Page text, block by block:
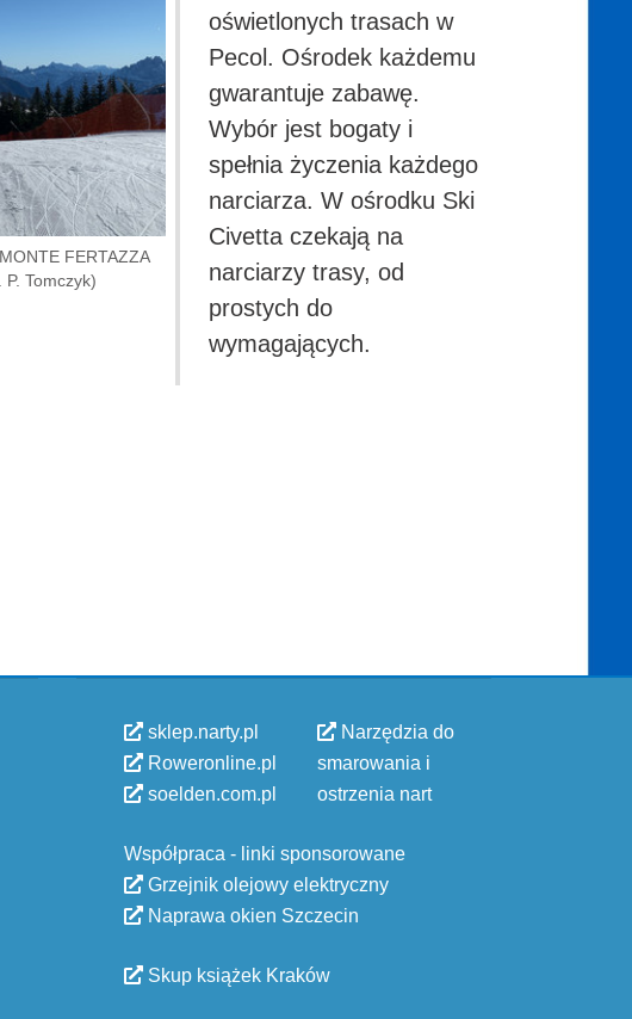
FERTAZZA
Tomczyk)
oświetlonych trasach w
Pecol. Ośrodek każdemu
gwarantuje zabawę.
Wybór jest bogaty i
spełnia życzenia każdego
narciarza. W ośrodku Ski
Civetta czekają na
narciarzy trasy, od
prostych do
wymagających.
sklep.narty.pl
Roweronline.pl
soelden.com.pl
Narzędzia do
smarowania i
ostrzenia nart
Współpraca - linki sponsorowane
Grzejnik olejowy elektryczny
Naprawa okien Szczecin
Skup książek Kraków